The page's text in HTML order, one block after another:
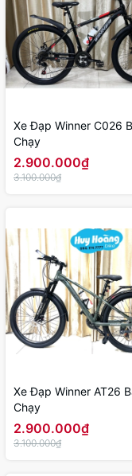
Xe Đạp Winner C026 Bán
Chạy
2.900.000₫
3.100.000₫
Xe Đạp Winner AT26
Chạy
2.900.000₫
3.100.000₫